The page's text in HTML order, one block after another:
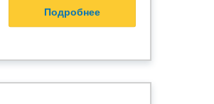
Подробнее